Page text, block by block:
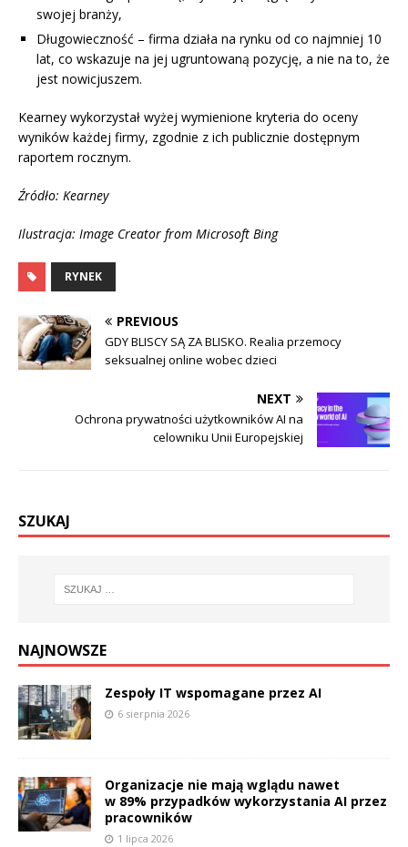
swojej branży,
Długowieczność – firma działa na rynku od co najmniej 10
lat, co wskazuje na jej ugruntowaną pozycję, a nie na to, że
jest nowicjuszem.
Kearney wykorzystał wyżej wymienione kryteria do oceny
wyników każdej firmy, zgodnie z ich publicznie dostępnym
raportem rocznym.
Źródło: Kearney
Ilustracja: Image Creator from Microsoft Bing
RYNEK
PREVIOUS
GDY BLISCY SĄ ZA BLISKO. Realia przemocy
seksualnej online wobec dzieci
NEXT
Ochrona prywatności użytkowników AI na
celowniku Unii Europejskiej
SZUKAJ
NAJNOWSZE
Zespoły IT wspomagane przez AI
6 sierpnia 2026
Organizacje nie mają wglądu nawet
w 89% przypadków wykorzystania AI przez
pracowników
1 lipca 2026